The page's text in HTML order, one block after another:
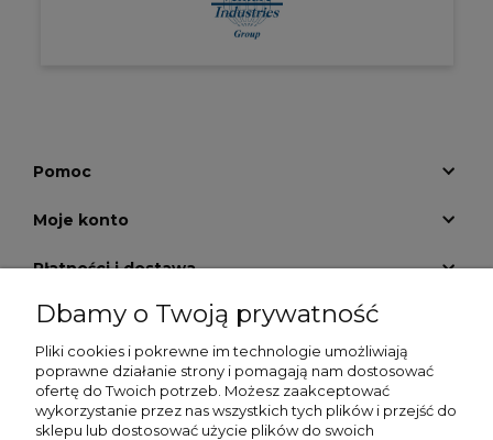
Pomoc
Moje konto
Płatności i dostawa
Informacje
O nas
GALERIA KRATEK
Dbamy o Twoją prywatność
Pliki cookies i pokrewne im technologie umożliwiają
poprawne działanie strony i pomagają nam dostosować
ofertę do Twoich potrzeb. Możesz zaakceptować
wykorzystanie przez nas wszystkich tych plików i przejść do
sklepu lub dostosować użycie plików do swoich